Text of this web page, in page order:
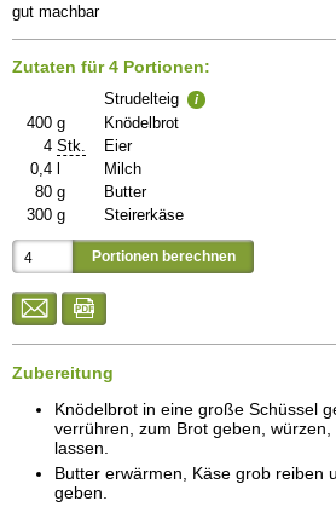
gut machbar
Zutaten für 4 Portionen:
Strudelteig i
400 g
Knödelbrot
4 Stk.
Eier
0,4
Milch
80 g
Butter
300 g Steirerkäse
Zubereitung
Knödelbrot in eine große Schüssel
verrühren, zum Brot geben,
lassen.
Butter erwärmen, Käse grob reiben
geben.